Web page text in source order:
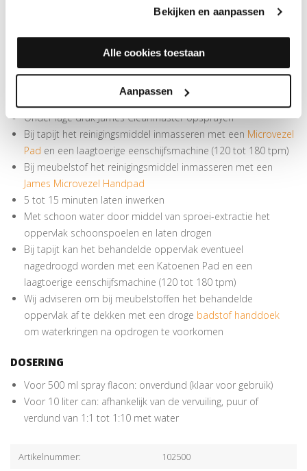
Bekijken en aanpassen
Alle cookies toestaan
Aanpassen
Tapijt of meubelstof eerst grondig (borstelend) stofzuigen
Tapijt of meubelstof licht bevochtigen met water ter
bevordering van een optimale verdeling van James
Onder lage druk James Cleanmaster opsprayen
Bij tapijt het reinigingsmiddel inmasseren met een Microvezel
Pad en een laagtoerige eenschijfsmachine (120 tot 180 tpm)
Bij meubelstof het reinigingsmiddel inmasseren met een
James Microvezel Handpad
5 tot 15 minuten laten inwerken
Met schoon water door middel van sproei-extractie het
oppervlak schoonspoelen en laten drogen
Bij tapijt kan het behandelde oppervlak eventueel
nagedroogd worden met een Katoenen Pad en een
laagtoerige eenschijfsmachine (120 tot 180 tpm)
Wij adviseren om bij meubelstoffen het behandelde
oppervlak af te dekken met een droge badstof handdoek
om waterkringen na opdrogen te voorkomen
DOSERING
Voor 500 ml spray flacon: onverdund (klaar voor gebruik)
Voor 10 liter can: afhankelijk van de vervuiling, puur of
verdund van 1:1 tot 1:10 met water
Artikelnummer:
102500